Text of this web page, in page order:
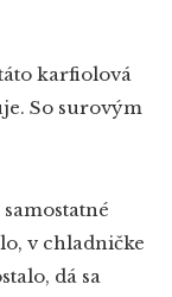
karfiolová
So surovým
v chladničke
dá sa